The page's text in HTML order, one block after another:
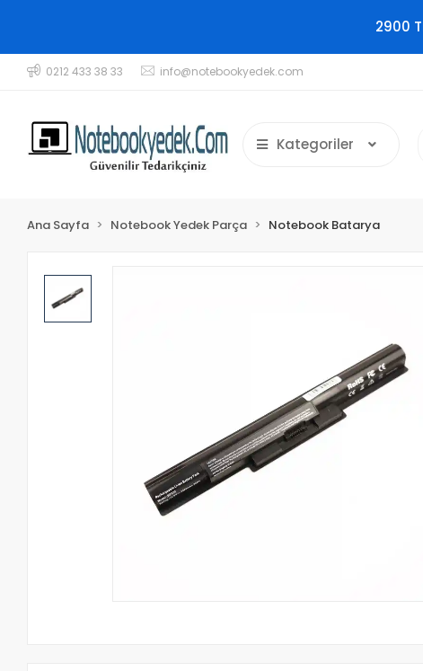
2900
0212 433 38 33 info@notebookyedek.com
Kategoriler
Ana Sayfa Notebook Yedek Parça Notebook Batarya